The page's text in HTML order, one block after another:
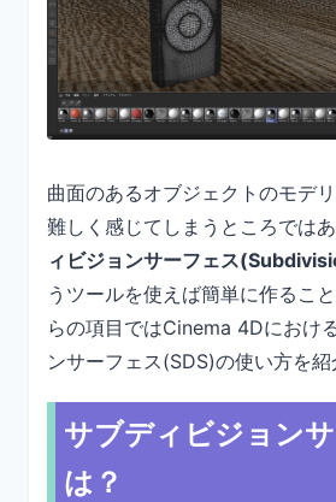
曲面のあるオブジェクトのモデ
難しく感じてしまうところではあ
ィビジョンサーフェス
うツールを使えば簡単に作るこ
らの項目ではCinema 4Dにおけ
ンサーフェス(SDS)の使い方を紹
サブディビジョン
は？